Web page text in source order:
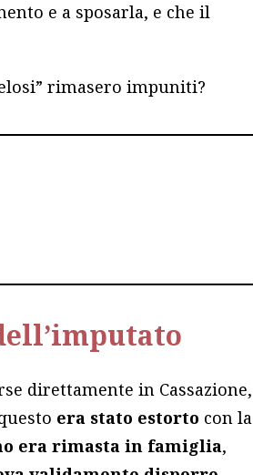
e a sposarla, e che il
rimasero impuniti?
direttamente in Cassazione,
era stato estorto con la
era rimasta in famiglia,